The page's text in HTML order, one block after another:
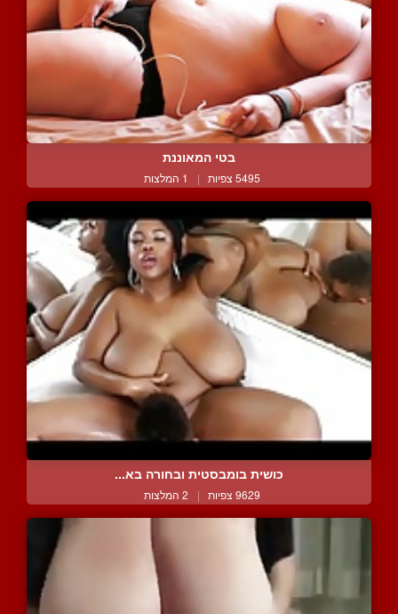
בטי המאוננת
5495 צפיות | 1 המלצות
כושית בומבסטית ובחורה בא...
9629 צפיות | 2 המלצות